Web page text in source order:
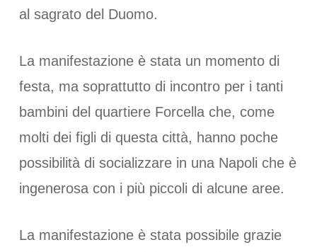
al sagrato del Duomo.
La manifestazione è stata un momento di
festa, ma soprattutto di incontro per i tanti
bambini del quartiere Forcella che, come
molti dei figli di questa città, hanno poche
possibilità di socializzare in una Napoli che è
ingenerosa con i più piccoli di alcune aree.
La manifestazione è stata possibile grazie